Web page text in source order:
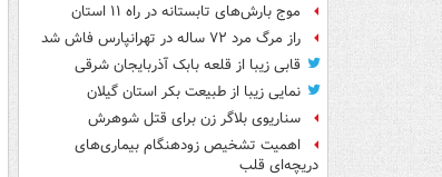
موج بارش‌های تابستانه در راه ۱۱ استان
راز مرگ مرد ۷۲ ساله در تهرانپارس فاش شد
قابی زیبا از قلعه بابک آذربایجان شرقی
نمایی زیبا از طبیعت بکر استان گیلان
سناریوی بلاگر زن برای قتل شوهرش
اهمیت تشخیص زودهنگام بیماری‌های
دریچه‌ای قلب